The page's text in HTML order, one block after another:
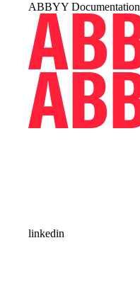
ABBYY Documentation
linkedin